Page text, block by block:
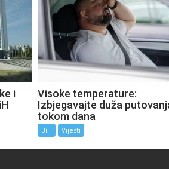
i
Visoke temperature:
Izbjegavajte duža
tokom dana
BiH Vijesti